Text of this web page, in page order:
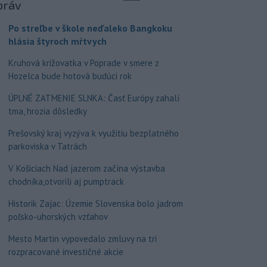
Po streľbe v škole neďaleko Bangkoku
hlásia štyroch mŕtvych
Kruhová križovatka v Poprade v smere z
Hozelca bude hotová budúci rok
ÚPLNÉ ZATMENIE SLNKA: Časť Európy zahalí
tma, hrozia dôsledky
Prešovský kraj vyzýva k využitiu bezplatného
parkoviska v Tatrách
V Košiciach Nad jazerom začína výstavba
chodníka,otvorili aj pumptrack
Historik Zajac: Územie Slovenska bolo jadrom
poľsko-uhorských vzťahov
Mesto Martin vypovedalo zmluvy na tri
rozpracované investičné akcie